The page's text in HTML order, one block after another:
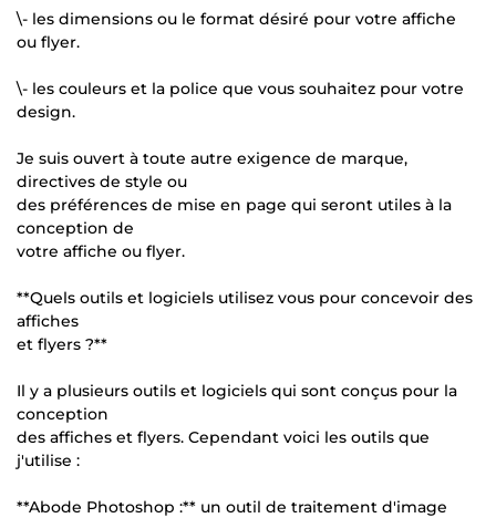
\- les dimensions ou le format désiré pour votre affiche
ou flyer.
\- les couleurs et la police que vous souhaitez pour votre
design.
Je suis ouvert à toute autre exigence de marque,
directives de style ou
des préférences de mise en page qui seront utiles à la
conception de
votre affiche ou flyer.
**Quels outils et logiciels utilisez vous pour concevoir des
affiches
et flyers ?**
Il y a plusieurs outils et logiciels qui sont conçus pour la
conception
des affiches et flyers. Cependant voici les outils que
j'utilise :
**Abode Photoshop :** un outil de traitement d'image